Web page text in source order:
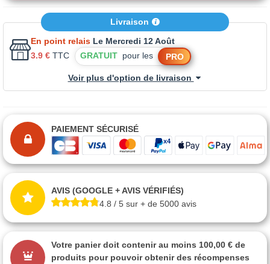
Livraison
En point relais Le Mercredi 12 Août
3.9 € TTC GRATUIT pour les PRO
Voir plus d'option de livraison
PAIEMENT SÉCURISÉ
AVIS (GOOGLE + AVIS VÉRIFIÉS)
4.8 / 5 sur + de 5000 avis
Votre panier doit contenir au moins 100,00 € de
produits pour pouvoir obtenir des récompenses